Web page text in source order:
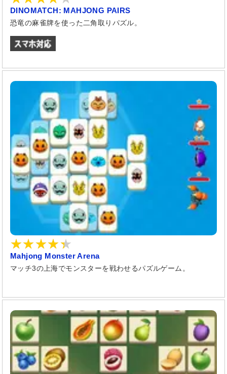
DINOMATCH: MAHJONG PAIRS
恐竜の麻雀牌を使った二角取りパズル。
Mahjong Monster Arena
マッチ3の上海でモンスターを戦わせるパズルゲーム。